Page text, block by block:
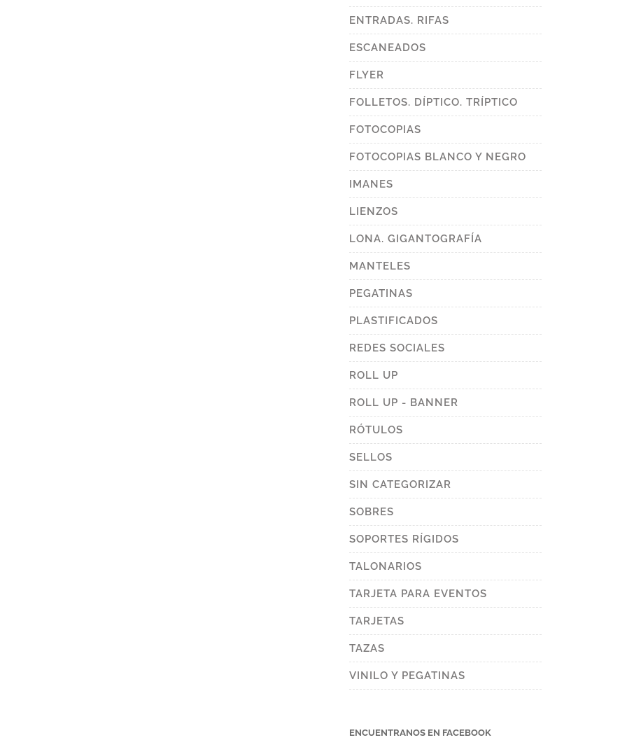
ENTRADAS. RIFAS
ESCANEADOS
FLYER
FOLLETOS. DÍPTICO. TRÍPTICO
FOTOCOPIAS
FOTOCOPIAS BLANCO Y NEGRO
IMANES
LIENZOS
LONA. GIGANTOGRAFÍA
MANTELES
PEGATINAS
PLASTIFICADOS
REDES SOCIALES
ROLL UP
ROLL UP - BANNER
RÓTULOS
SELLOS
SIN CATEGORIZAR
SOBRES
SOPORTES RÍGIDOS
TALONARIOS
TARJETA PARA EVENTOS
TARJETAS
TAZAS
VINILO Y PEGATINAS
ENCUENTRANOS EN FACEBOOK